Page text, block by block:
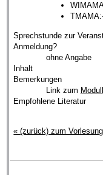
Sprechstunde zur
Anmeldung?
ohne Angabe
Inhalt
Bemerkungen
Link zum
Empfohlene Literatur
« (zurück) zum